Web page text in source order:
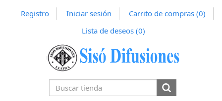
Registro Iniciar sesión Carrito de compras (0)
Lista de deseos (0)